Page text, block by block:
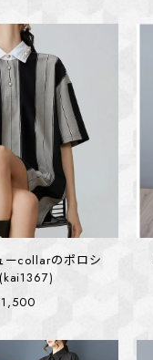
ーcollarのポロシ